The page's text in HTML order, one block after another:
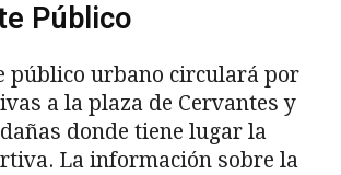
Público
público urbano circulará por
a la plaza de Cervantes y
donde tiene lugar la
La información sobre la